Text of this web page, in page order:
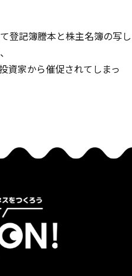
登記簿謄本と株主名簿の写し
資家から催促されてしまっ